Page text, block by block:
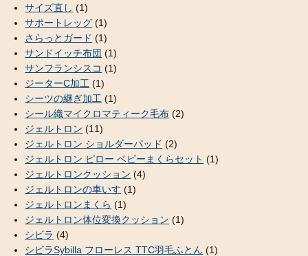
サイズ直し (1)
サポートレッグ (1)
さらっとガード (1)
サンドイッチ布団 (1)
サンフランシスコ (1)
ジーターC加工 (1)
シーツの継ぎ加工 (1)
シール織マイクロマティーク毛布 (2)
ジェルトロン (11)
ジェルトロン ショルダーパッド (2)
ジェルトロン ピロー ベビーまくらセット (1)
ジェルトロンクッション (4)
ジェルトロンの車いす (1)
ジェルトロンまくら (1)
ジェルトロン体位変換クッション (1)
シビラ (4)
シビラSybilla フローレス TTC羽毛ふとん (1)